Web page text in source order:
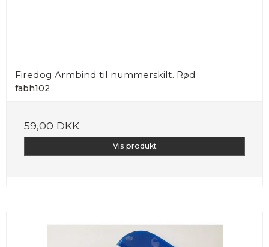
Firedog Armbind til nummerskilt. Rød
fabh102
59,00 DKK
Vis produkt